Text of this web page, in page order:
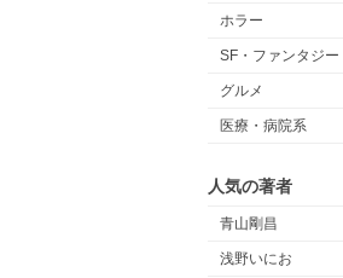
ホラー
SF・ファンタジー
グルメ
医療・病院系
人気の著者
青山剛昌
浅野いにお